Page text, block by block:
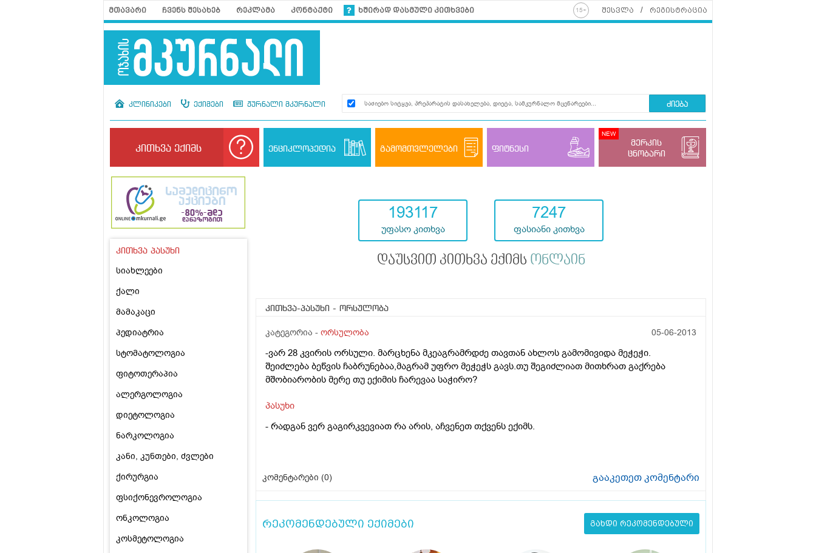
მთავარი ჩვენს შესახებ რეკლამა კონტაქტი ხშირად დასმული კითხვები შესვლა რეგისტრაცია
კლინიკები ექიმები ჟურნალი მკურნალი ძიება
კითხვა ექიმს ენციკლოპედია გამომთვლელები ფიტნესი
მერკის
ცნობარი
კითხვა პასუხი
სიახლეები
ქალი
მამაკაცი
პედიატრია
სტომატოლოგია
ფიტოთერაპია
ალერგოლოგია
დიეტოლოგია
ნარკოლოგია
კანი, კუნთები, ძვლები
ქირურგია
ფსიქონევროლოგია
ონკოლოგია
კოსმეტოლოგია
193117
უფასო კითხვა
7247
ფასიანი კითხვა
დაუსვით კითხვა ექიმს ონლაინ
კითხვა-პასუხი - ორსულობა
კატეგორია - ორსულობა 05-06-2013
-ვარ 28 კვირის ორსული. მარცხენა მკეაგრამრდძე თავთან ახლოს გამომივიდა მეჭეჭი.
შეიძლება ბეწვის ჩაბრუნებაა,მაგრამ უფრო მეჭეჭს გავს.თუ შეგიძლიათ მითხრათ გაქრება
მშობიარობის მერე თუ ექიმის ჩარევაა საჭირო?
პასუხი
- რადგან ვერ გაგირკვევიათ რა არის, აჩვენეთ თქვენს ექიმს.
კომენტარები (0) გააკეთეთ კომენტარი
რეკომენდებული ექიმები გახდი რეკომენდებული